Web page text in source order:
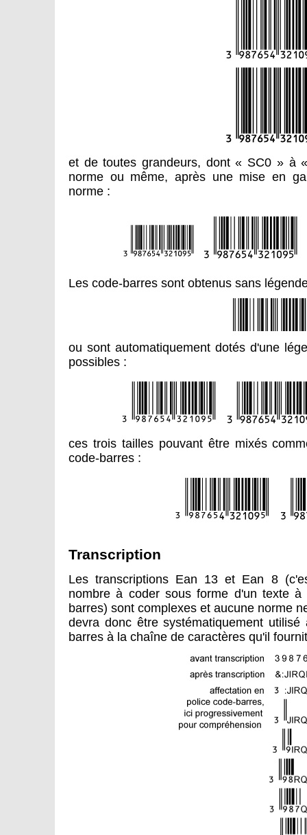
et de toutes grandeurs, dont « SC0 » à
norme ou même, après une mise en
norme :
Les code-barres sont obtenus sans
ou sont automatiquement dotés d'une
possibles :
ces trois tailles pouvant être mixés
code-barres :
Transcription
Les transcriptions Ean 13 et Ean 8
nombre à coder sous forme d'un texte
barres) sont complexes et aucune norme
devra donc être systématiquement
barres à la chaîne de caractères qu'il